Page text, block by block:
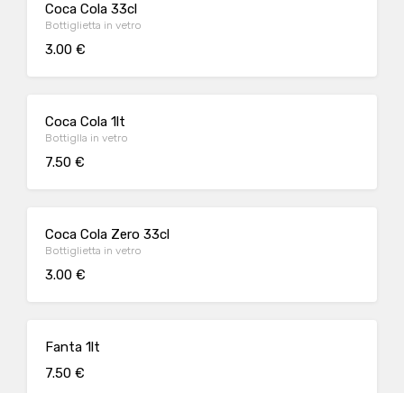
Coca Cola 33cl
Bottiglietta in vetro
3.00 €
Coca Cola 1lt
Bottiglla in vetro
7.50 €
Coca Cola Zero 33cl
Bottiglietta in vetro
3.00 €
Fanta 1lt
7.50 €